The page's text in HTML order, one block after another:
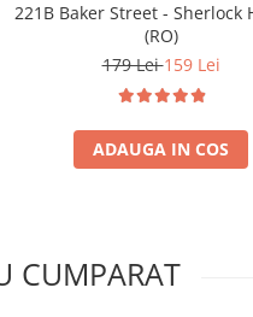
221B Baker Street - Sherlock
(RO)
179 Lei159 Lei
ADAUGA IN COS
CUMPARAT